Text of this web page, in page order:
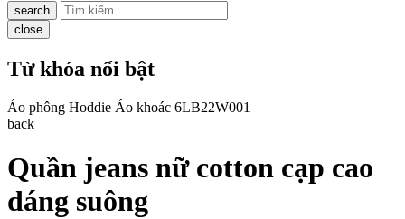
search
close
Từ khóa nổi bật
Áo phông Hoddie Áo khoác 6LB22W001
back
Quần jeans nữ cotton cạp cao
dáng suông